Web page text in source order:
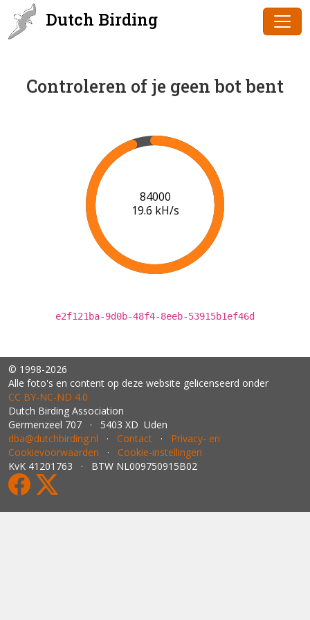
Dutch Birding
Controleren of je geen bot bent
86000
19.7 kH/s
e2f121ba-9d0b-48f4-8eeb-53915b1ef46d
© 1998-2026
Alle foto's en content op deze website gelicenseerd onder
CC BY‑NC‑ND 4.0
Dutch Birding Association
Germenzeel 707 · 5403 XD Uden
dba@dutchbirding.nl · Contact · Privacy- en
Cookievoorwaarden · Cookie-instellingen
KvK 41201763 · BTW NL009750915B02